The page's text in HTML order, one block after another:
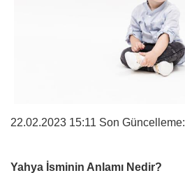
22.02.2023 15:11 Son Güncelleme:
Yahya İsminin Anlamı Nedir?